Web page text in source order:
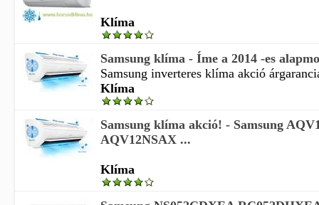
Klíma
Samsung klíma - Íme a 2014 -es
Samsung inverteres klíma akció
Klíma
Samsung klíma akció! - Samsung
AQV12NSAX ...
Klíma